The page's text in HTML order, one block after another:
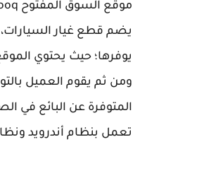
يضم قطع غيار
يوفرها؛ حيث يحتوي
ومن ثم يقوم العميل
المتوفرة عن البائع في
تعمل بنظام أندرويد